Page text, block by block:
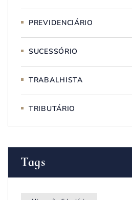
PREVIDENCIÁRIO
SUCESSÓRIO
TRABALHISTA
TRIBUTÁRIO
Tags